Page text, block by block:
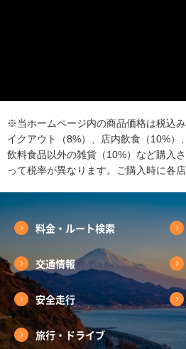
※当ホームページ内の商品価格は税込
イクアウト（8%）、店内飲食（10%）
飲料食品以外の雑貨（10%）など購入
って税率が異なります。ご購入時に各
料金・ルート検索
交通情報
安全走行
旅行・ドライブ